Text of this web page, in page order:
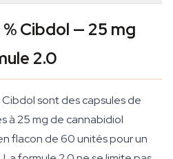
Cibdol — 25 mg
2.0
Cibdol sont des capsules de
à 25 mg de cannabidiol
flacon de 60 unités pour un